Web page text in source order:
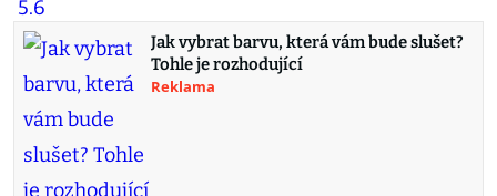
Jak vybrat barvu, která vám bude slušet?
Tohle je rozhodující
Reklama